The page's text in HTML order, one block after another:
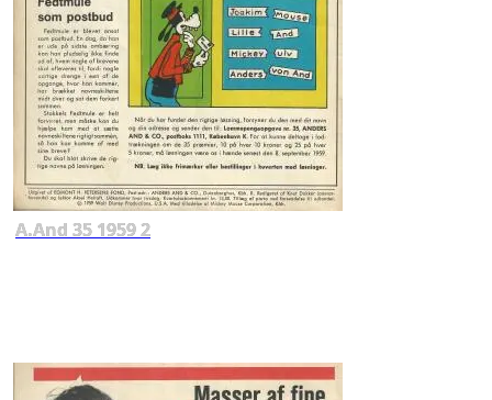
A.And 35 1959 2